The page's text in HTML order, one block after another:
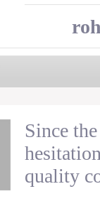
Since
quality